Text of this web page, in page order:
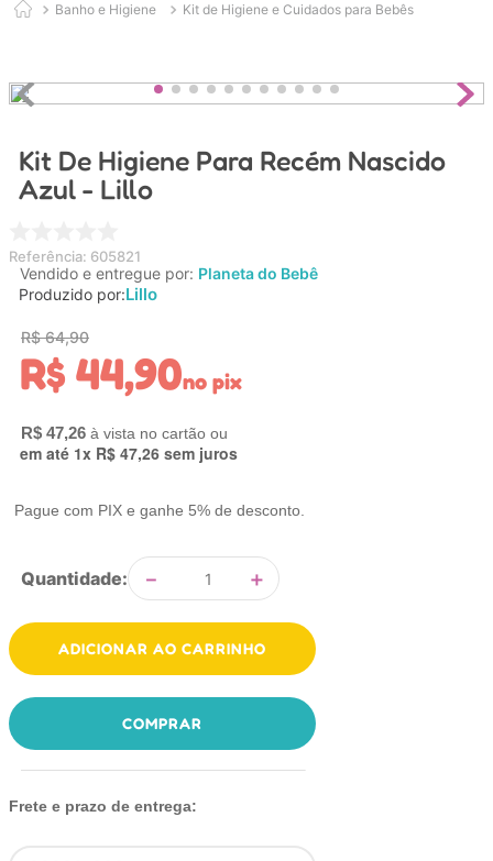
Banho e Higiene Kit de Higiene e Cuidados para Bebês
Kit De Higiene Para Recém Nascido
Azul - Lillo
Referência: 605821
Vendido e entregue por: Planeta do Bebê
Produzido por:Lillo
R$ 64,90
R$ 44,90no pix
R$ 47,26
em até 1x R$ 47,26 sem juros
Pague com PIX e ganhe 5% de desconto.
Quantidade ＋
－
ADICIONAR AO CARRINHO
COMPRAR
Frete e prazo de entrega:
1 º
carro
5
chupeta
7
mamadeira
8º
carrinho
10º brinquedo